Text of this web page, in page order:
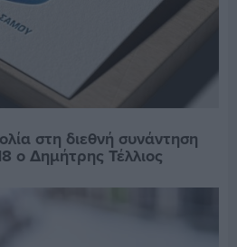
στη διεθνή συνάντηση
ο Δημήτρης Τέλλιος